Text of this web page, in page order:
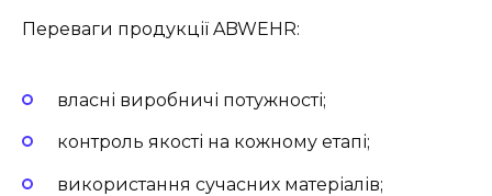
Переваги продукції ABWEHR:
власні виробничі потужності;
контроль якості на кожному етапі;
використання сучасних матеріалів;